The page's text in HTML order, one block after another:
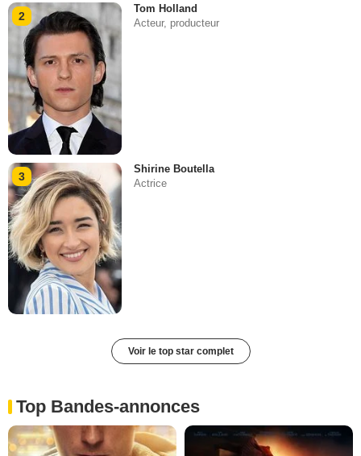
2
Tom Holland
Acteur, producteur
3
Shirine Boutella
Actrice
Voir le top star complet
Top Bandes-annonces